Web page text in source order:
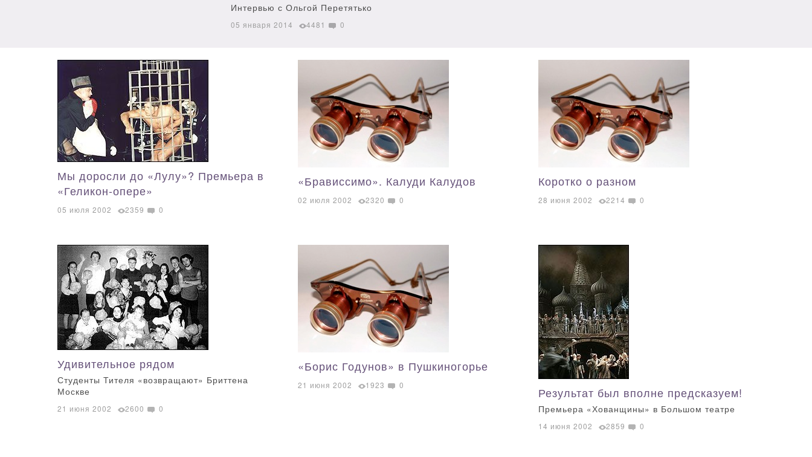
Интервью с Ольгой Перетятько
05 января 2014 4481 0
Мы доросли до «Лулу»? Премьера в
«Геликон-опере»
05 июля 2002 2359 0
«Брависсимо». Калуди Калудов
02 июля 2002 2320 0
Коротко о разном
28 июня 2002 2214 0
Удивительное рядом
Студенты Тителя «возвращают» Бриттена
Москве
21 июня 2002 2600 0
«Борис Годунов» в Пушкиногорье
21 июня 2002 1923 0 Результат был вполне предсказуем!
Премьера «Хованщины» в Большом театре
14 июня 2002 2859 0